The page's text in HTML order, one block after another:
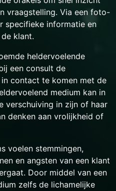
vraagstelling. Via een foto-
specifieke informatie en
klant.
heldervoelende
een consult de
contact te komen met de
medium kan in
verschuiving in zijn of haar
denken aan vrolijkheid of
voelen stemmingen,
en angsten van een klant
Door middel van een
zelfs de lichamelijke